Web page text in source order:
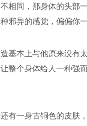
相同，那身体的头部
邪异的感觉，偏偏你
基本上与他原来没有
整个身体给人一种强
有一身古铜色的皮肤